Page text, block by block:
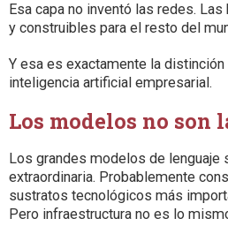
Esa capa no inventó las redes.
y construibles para el resto del
Y esa es exactamente la
inteligencia artificial empresarial.
Los modelos no son
Los grandes modelos de lenguaje
extraordinaria. Probablemente
sustratos tecnológicos más
Pero infraestructura no es lo